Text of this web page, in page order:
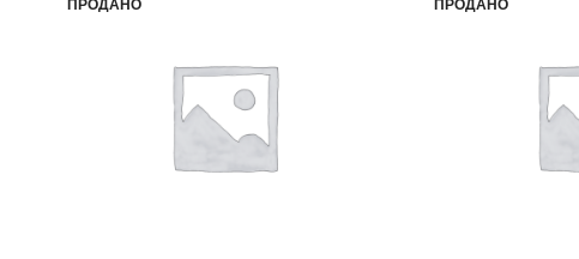
ПРОДАНО ПРОДАНО